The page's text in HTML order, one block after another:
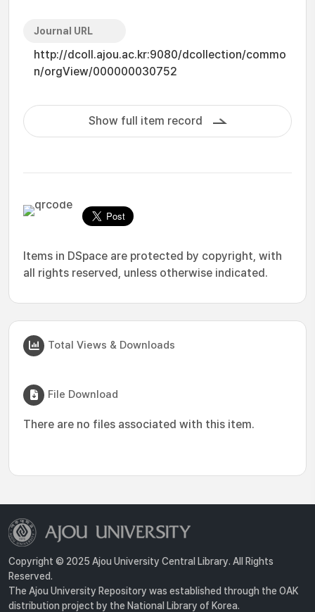
Journal URL
http://dcoll.ajou.ac.kr:9080/dcollection/commo
n/orgView/000000030752
Show full item record
Items in DSpace are protected by copyright, with
all rights reserved, unless otherwise indicated.
Total Views & Downloads
File Download
There are no files associated with this item.
Copyright © 2025 Ajou University Central Library. All Rights
Reserved.
The Ajou University Repository was established through the OAK
distribution project by the National Library of Korea.